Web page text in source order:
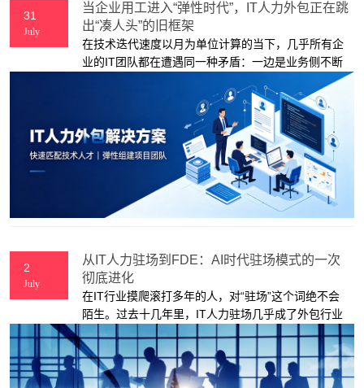
31
July
当企业用工进入“弹性时代”，IT人力外包正在跳
出“凑人头”的旧框架
在技术迭代速度以月为单位计算的当下，几乎所有企
业的IT团队都在遭遇同一种矛盾：一边是业务侧不断
冒出来的紧急项目、临时技术攻坚，另一边是编制卡
死、招聘周期长、核心岗招不到人的现实困境。过去
很多人对IT人力外包的印象还停留在“临时找几个人补
缺口”，但如今它早已不是企业解决人力荒的权宜之
计，
2
July
从IT人力驻场到FDE：AI时代驻场模式的一次
彻底进化
在IT行业摸爬滚打多年的人，对“驻场”这个词绝不会
陌生。过去十几年里，IT人力驻场几乎成了外包行业
的标志性形态：企业把非核心的技术岗位需求打包出
去，外包公司派出工程师进驻甲方办公室，按天结算
工时，完成指定的技术任务。